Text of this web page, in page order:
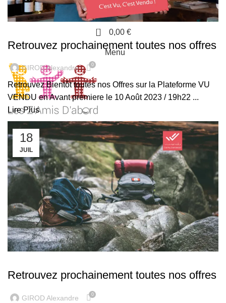
0 0,00 €
Menu
0 0,00€
Retrouvez prochainement toutes nos offres
GIROD Alexandre 0
Retrouvez Bientôt toutes nos Offres sur la Plateforme VU
VENDU en Avant premiere le 10 Août 2023 / 19h22 ...
Lire Plus
18
JUIL
Retrouvez prochainement toutes nos offres
GIROD Alexandre 0